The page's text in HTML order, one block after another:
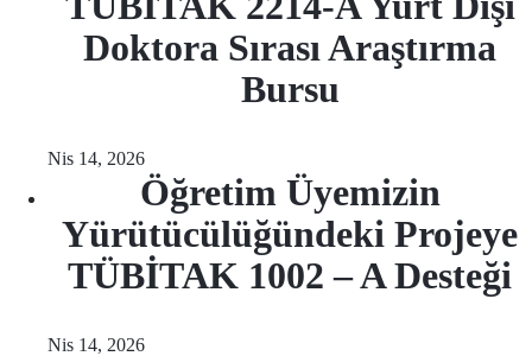
Doktora Sırası Araştırma
Bursu
Nis 14, 2026
Öğretim Üyemizin
Yürütücülüğündeki Projeye
TÜBİTAK 1002 – A Desteği
Nis 14, 2026